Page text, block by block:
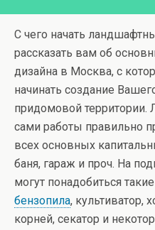
С чего начать
рассказать вам об
дизайна в Москва, с
начинать создание
придомовой
сами работы правильно
всех основных
баня, гараж и проч. На
могут понадобиться
бензопила, культиватор,
корней, секатор и